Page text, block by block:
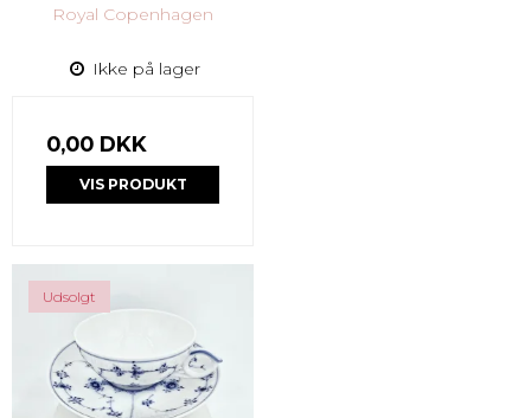
Royal Copenhagen
Ikke på lager
0,00 DKK
VIS PRODUKT
Udsolgt